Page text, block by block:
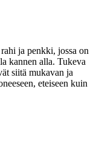
ja penkki, jossa on
kannen alla. Tukeva
siitä mukavan ja
eteiseen kuin